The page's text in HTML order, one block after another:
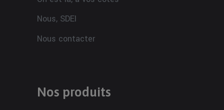
Nous, SDEI
Nous contacter
Nos produits